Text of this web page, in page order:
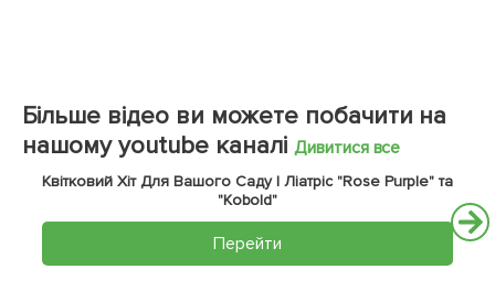
Більше відео ви можете побачити на
нашому youtube каналі Дивитися все
Квітковий Хіт Для Вашого Саду | Ліатріс "Rose Purple" та
"Kobold"
Перейти